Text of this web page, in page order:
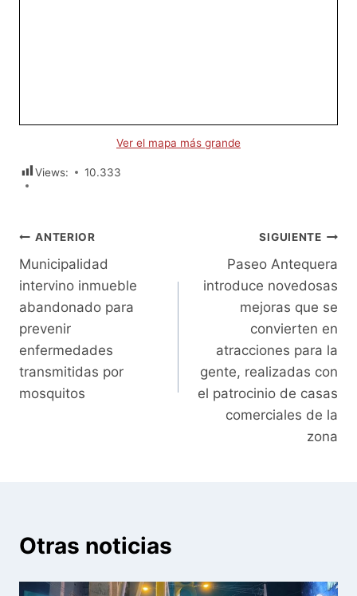
Ver el mapa más grande
Views: 10.333
Navegación
de
entradas
ANTERIOR
Municipalidad
intervino inmueble
abandonado para
prevenir
enfermedades
transmitidas por
mosquitos
SIGUIENTE
Paseo Antequera
introduce novedosas
mejoras que se
convierten en
atracciones para la
gente, realizadas con
el patrocinio de casas
comerciales de la
zona
Otras noticias